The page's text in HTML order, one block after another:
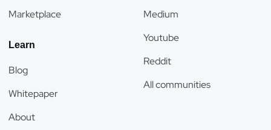
Marketplace
Learn
Blog
Whitepaper
About
Medium
Youtube
Reddit
All communities